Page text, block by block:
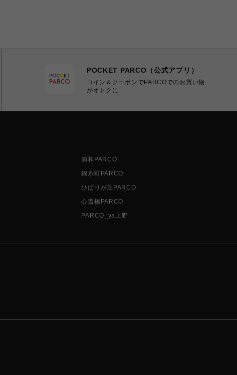
POCKET PARCO（公式アプリ）
コイン＆クーポンでPARCOでのお買い物
がオトクに
浦和PARCO
錦糸町PARCO
ひばりが丘PARCO
心斎橋PARCO
PARCO_ya上野